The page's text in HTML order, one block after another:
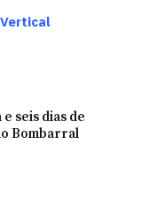
seis dias de
Bombarral